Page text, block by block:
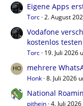
Eigene Apps
Torc 2. August
Vodafone
kostenlos testen
Torc 19. Juli 2026
mehrere
Honk 8. Juli 2026
National
pithein 4. Juli